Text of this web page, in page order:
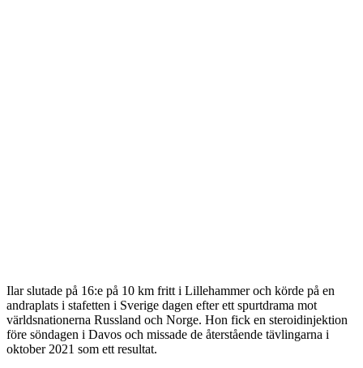
Ilar slutade på 16:e på 10 km fritt i Lillehammer och körde på en
andraplats i stafetten i Sverige dagen efter ett spurtdrama mot
världsnationerna Russland och Norge. Hon fick en steroidinjektion
före söndagen i Davos och missade de återstående tävlingarna i
oktober 2021 som ett resultat.